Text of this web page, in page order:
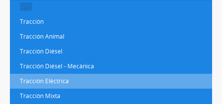
...
Tracción
Tracción Animal
Tracción Diésel
Tracción Diésel - Mecánica
Tracción Eléctrica
Tracción Mixta